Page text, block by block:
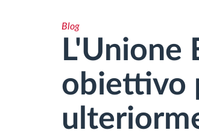
Analisi dello stile di guida
Monitoraggio dei tempi
Gestione delle forza lavoro
Blog
L'Unione
obiettivo